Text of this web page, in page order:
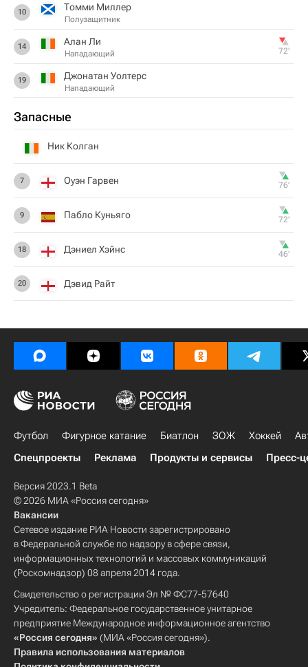
10 Томми Миллер
Полузащитник
14 Алан Ли
Нападающий 72‎’‎
19 Джонатан Уолтерс
Нападающий
Запасные
Ник Колган
7 Оуэн Гарвен 76‎’‎
9 Пабло Куньяго 72‎’‎
18 Дэниел Хэйнс 46‎’‎
20 Дэвид Райт
Футбол Фигурное катание Биатлон ЗОЖ Хоккей
Спецпроекты
Реклама Продукты и сервисы Пресс-
Версия 2023.1 Beta
© 2026 МИА «Россия сегодня»
Вакансии
Сетевое издание РИА Новости зарегистрировано
в Федеральной службе по надзору в сфере связи,
информационных технологий и массовых коммуникаций
(Роскомнадзор) 08 апреля 2014 года.
Свидетельство о регистрации Эл № ФС77-57640
Учредитель: Федеральное государственное унитарное
предприятие Международное информационное агентство
«Россия сегодня» (МИА «Россия сегодня»).
Правила использования материалов